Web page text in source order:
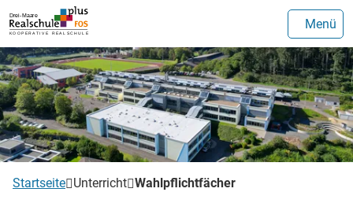
Menü
Startseite Unterricht Wahlpflichtfächer